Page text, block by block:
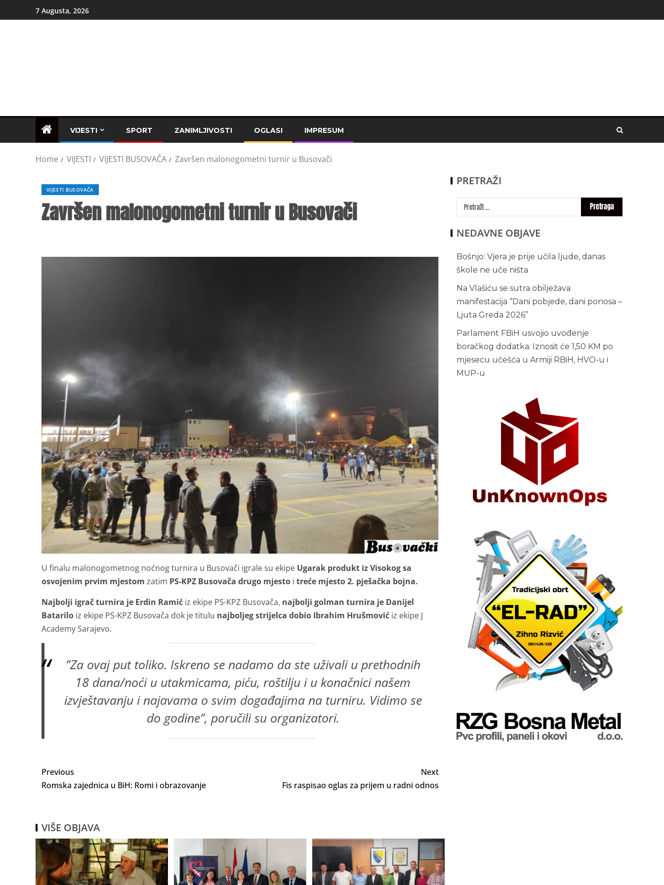
7 Augusta, 2026
VIJESTI SPORT ZANIMLJIVOSTI OGLASI IMPRESUM
Home VIJESTI VIJESTI BUSOVAČA Završen malonogometni turnir u Busovači
VIJESTI BUSOVAČA
Završen malonogometni turnir u Busovači
U finalu malonogometnog noćnog turnira u Busovači igrale su ekipe Ugarak produkt iz Visokog sa
osvojenim prvim mjestom zatim PS-KPZ Busovača drugo mjesto i treće mjesto 2. pješačka bojna.
Najbolji igrač turnira je Erdin Ramić iz ekipe PS-KPZ Busovača, najbolji golman turnira je Danijel
Batarilo iz ekipe PS-KPZ Busovača dok je titulu najboljeg strijelca dobio Ibrahim Hrušmović iz ekipe J
Academy Sarajevo.
”Za ovaj put toliko. Iskreno se nadamo da ste uživali u prethodnih
18 dana/noći u utakmicama, piću, roštilju i u konačnici našem
izvještavanju i najavama o svim događajima na turniru. Vidimo se
do godine”, poručili su organizatori.
Previous
Romska zajednica u BiH: Romi i obrazovanje
Next
Fis raspisao oglas za prijem u radni odnos
VIŠE OBJAVA
PRETRAŽI
NEDAVNE OBJAVE
Bošnjo: Vjera je prije učila ljude, danas
škole ne uče ništa
Na Vlašiću se sutra obilježava
manifestacija “Dani pobjede, dani ponosa –
Ljuta Greda 2026”
Parlament FBiH usvojio uvođenje
boračkog dodatka: Iznosit će 1,50 KM po
mjesecu učešća u Armiji RBiH, HVO-u i
MUP-u